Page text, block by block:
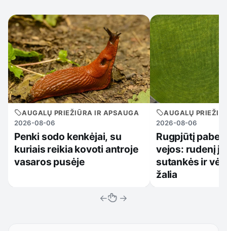
AUGALŲ PRIEŽIŪRA IR APSAUGA
2026-08-06
Penki sodo kenkėjai, su
kuriais reikia kovoti antroje
vasaros pusėje
AUGALŲ
2026-08-06
Rugpjūtį
vejos: rudenį ji
sutankės ir vėl
žalia
← →